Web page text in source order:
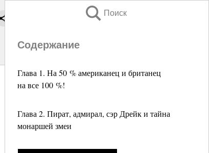
Поиск
Содержание
Глава 1. На 50 % американец и британец
на все 100 %!
Глава 2. Пират, адмирал, сэр Дрейк и тайна
монаршей змеи